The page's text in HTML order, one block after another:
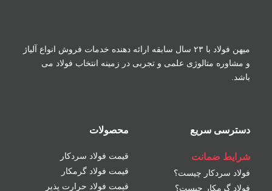
میهن فولاد با ۲۳ سال سابقه ارائه دهنده خدمات فروش
انواع آلیاژ
و مشاوره متالوژی علمی و تجربی در زمینه انتخاب فولاد می
باشد.
دسترسی سریع
شرایط ضمانت
فولاد سردکار چیست؟
فولاد گرمکار چیست؟
محصولات
قیمت فولاد سردکار
قیمت فولاد گرمکار
قیمت فولاد حرارت پذیر